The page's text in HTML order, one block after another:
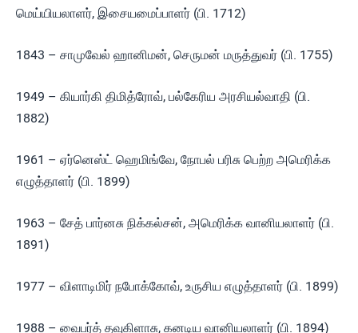
மெய்யியலாளர், இசையமைப்பாளர் (பி. 1712)
1843 – சாமுவேல் ஹானிமன், செருமன் மருத்துவர் (பி. 1755)
1949 – கியார்கி திமித்ரோவ், பல்கேரிய அரசியல்வாதி (பி.
1882)
1961 – ஏர்னெஸ்ட் ஹெமிங்வே, நோபல் பரிசு பெற்ற அமெரிக்க
எழுத்தாளர் (பி. 1899)
1963 – சேத் பார்னசு நிக்கல்சன், அமெரிக்க வானியலாளர் (பி.
1891)
1977 – விளாடிமிர் நபோக்கோவ், உருசிய எழுத்தாளர் (பி. 1899)
1988 – வைபர்த் தவுகிளாசு, கனடிய வானியலாளர் (பி. 1894)